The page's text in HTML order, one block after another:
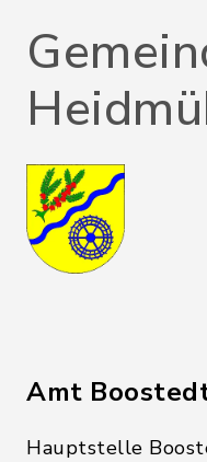
Amt
Hauptstelle